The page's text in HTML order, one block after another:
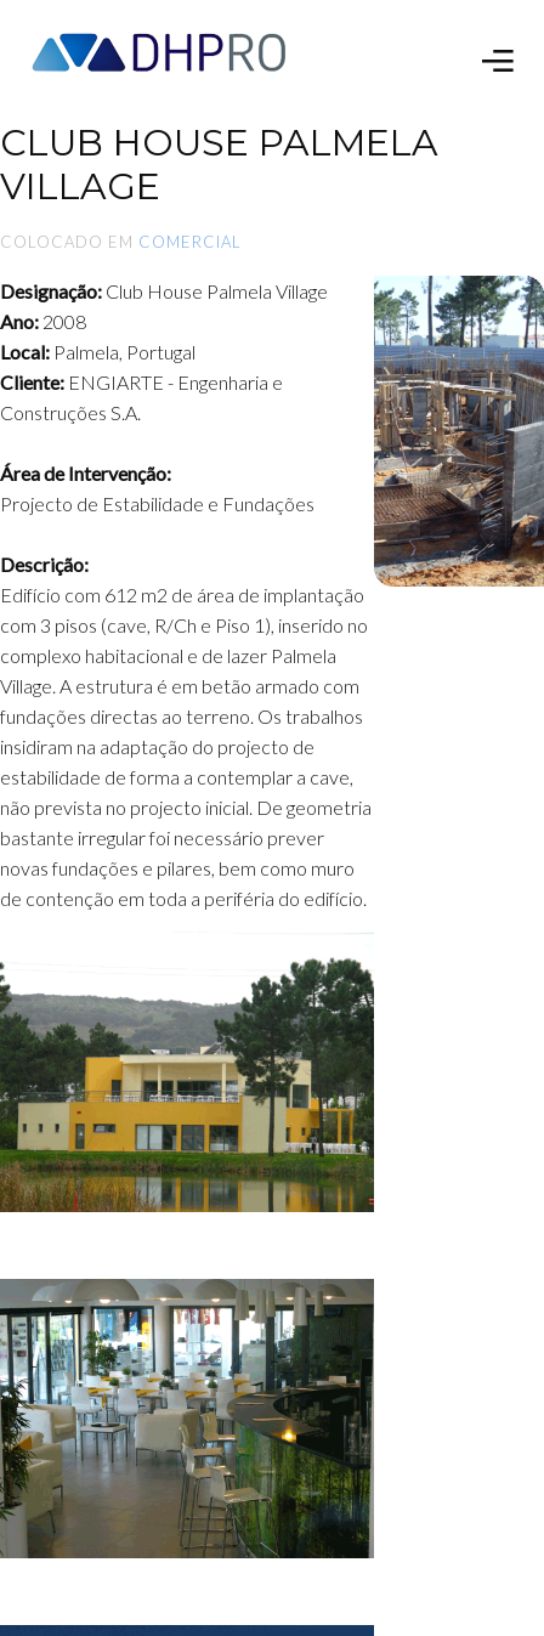
CLUB HOUSE PALMELA
VILLAGE
COLOCADO EM COMERCIAL
Designação: Club House Palmela Village
Ano: 2008
Local: Palmela, Portugal
Cliente: ENGIARTE - Engenharia e
Construções S.A.
Área de Intervenção:
Projecto de Estabilidade e Fundações
Descrição:
Edifício com 612 m2 de área de implantação
com 3 pisos (cave, R/Ch e Piso 1), inserido no
complexo habitacional e de lazer Palmela
Village. A estrutura é em betão armado com
fundações directas ao terreno. Os trabalhos
insidiram na adaptação do projecto de
estabilidade de forma a contemplar a cave,
não prevista no projecto inicial. De geometria
bastante irregular foi necessário prever
novas fundações e pilares, bem como muro
de contenção em toda a periféria do edifício.